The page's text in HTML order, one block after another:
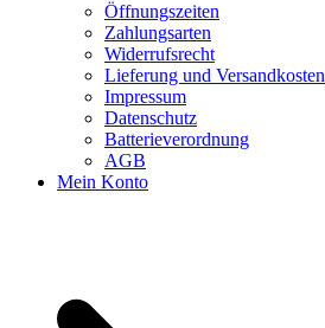
Öffnungszeiten
Zahlungsarten
Widerrufsrecht
Lieferung und Versandkosten
Impressum
Datenschutz
Batterieverordnung
AGB
Mein Konto